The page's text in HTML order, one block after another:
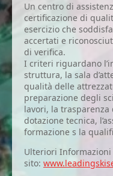
Un centro di
certificazione di
esercizio che
accertati e
di verifica.
I criteri riguardano
struttura, la sala
qualità delle
preparazione degli
lavori, la
dotazione tecnica,
formazione s la
Ulteriori
sito: